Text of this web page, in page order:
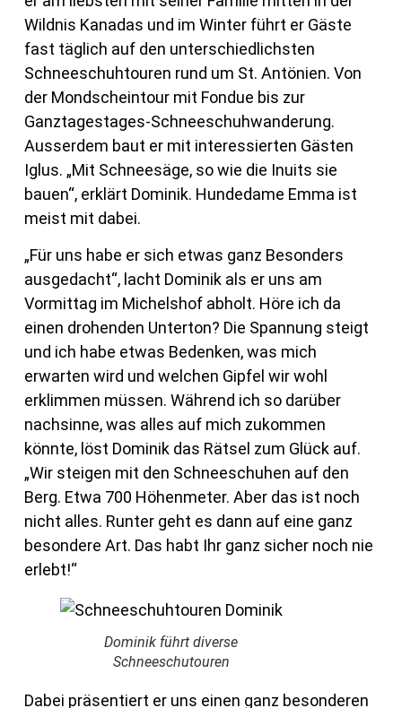
Wildnis Kanadas und im Winter führt er Gäste
fast täglich auf den unterschiedlichsten
Schneeschuhtouren rund um St. Antönien. Von
der Mondscheintour mit Fondue bis zur
Ganztagestages-Schneeschuhwanderung.
Ausserdem baut er mit interessierten Gästen
Iglus. „Mit Schneesäge, so wie die Inuits sie
bauen“, erklärt Dominik. Hundedame Emma ist
meist mit dabei.
„Für uns habe er sich etwas ganz Besonders
ausgedacht“, lacht Dominik als er uns am
Vormittag im Michelshof abholt. Höre ich da
einen drohenden Unterton? Die Spannung steigt
und ich habe etwas Bedenken, was mich
erwarten wird und welchen Gipfel wir wohl
erklimmen müssen. Während ich so darüber
nachsinne, was alles auf mich zukommen
könnte, löst Dominik das Rätsel zum Glück auf.
„Wir steigen mit den Schneeschuhen auf den
Berg. Etwa 700 Höhenmeter. Aber das ist noch
nicht alles. Runter geht es dann auf eine ganz
besondere Art. Das habt Ihr ganz sicher noch nie
erlebt!“
Dominik führt diverse
Schneeschutouren
Dabei präsentiert er uns einen ganz besonderen